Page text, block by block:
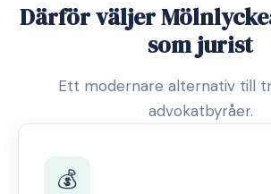
Därför väljer
som jurist
Ett modernare alternativ till
advokatbyråer.
💰